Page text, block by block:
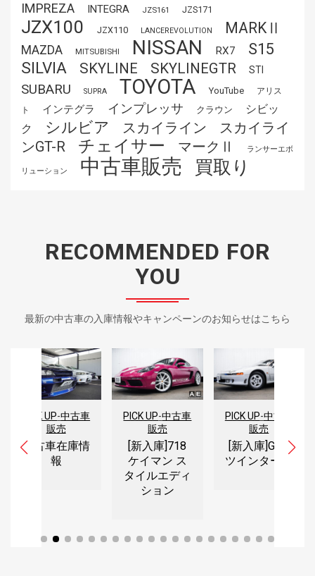
IMPREZA INTEGRA JZS161 JZS171
JZX100 JZX110 LANCEREVOLUTION MARKⅡ
MAZDA MITSUBISHI NISSAN RX7 S15
SILVIA SKYLINE SKYLINEGTR STI
SUBARU SUPRA TOYOTA YouTube
アリス
ト
インテグラ インプレッサ クラウン
シビッ
ク
シルビア スカイライン
スカイライ
ンGT-R
チェイサー マークⅡ ランサーエボ
リューション 中古車販売 買取り
RECOMMENDED FOR
YOU
最新の中古車の入庫情報やキャンペーンのお知らせはこちら
PICK UP-中古車
販売
中古車在庫情
報
PICK UP-中古車
販売
[新入庫]718
ケイマン ス
タイルエディ
ション
PICK UP-中古車
販売
[新入庫]GTO
ツインターボ